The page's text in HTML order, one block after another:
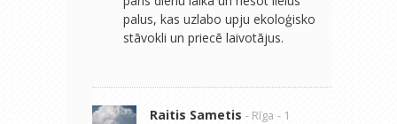
palus, kas uzlabo upju ekoloģisko
stāvokli un priecē laivotājus.
Raitis Sametis - Rīga - 1